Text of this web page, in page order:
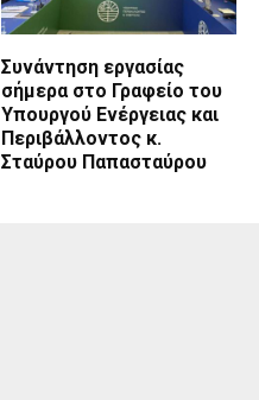
Συνάντηση εργασίας
σήμερα στο Γραφείο του
Υπουργού Ενέργειας και
Περιβάλλοντος κ.
Σταύρου Παπασταύρου